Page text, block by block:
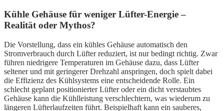
Kühle Gehäuse für weniger Lüfter-Energie –
Realität oder Mythos?
Die Vorstellung, dass ein kühles Gehäuse automatisch den
Stromverbrauch durch Lüfter reduziert, ist nur bedingt richtig. Zwar
führen niedrigere Temperaturen im Gehäuse dazu, dass Lüfter
seltener und mit geringerer Drehzahl anspringen, doch spielt dabei
die Effizienz des Kühlsystems eine entscheidende Rolle. Ein
schlecht geplant positionierter Lüfter oder ein dicht verstaubtes
Gehäuse kann die Kühlleistung verschlechtern, was wiederum zu
längeren Lüfterlaufzeiten führt. Beispielhaft kann ein sauberes,